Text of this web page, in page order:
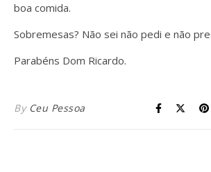
boa comida.
Sobremesas? Não sei não pedi e não
Parabéns Dom Ricardo.
By Ceu Pessoa